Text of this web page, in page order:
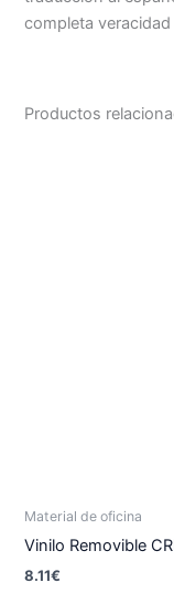
completa
Productos
Material de oficina
Vinilo Removible
8.11€